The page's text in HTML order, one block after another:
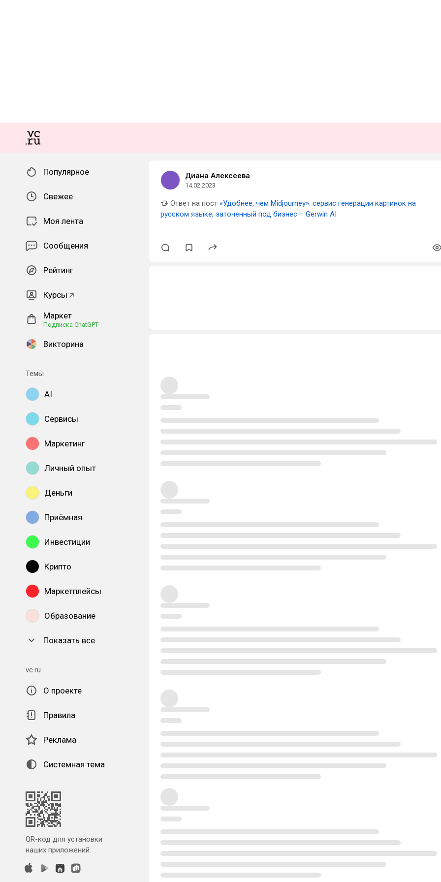
Популярное
Свежее
Моя лента
Сообщения
Рейтинг
Курсы
Маркет
Подписка ChatGPT
Викторина
Темы
AI
Сервисы
Маркетинг
Личный опыт
Деньги
Приёмная
Инвестиции
Крипто
Маркетплейсы
Образование
Показать все
vc.ru
О проекте
Правила
Реклама
Системная тема
QR-код для установки
наших приложений.
Диана Алексеева
14.02.2023
Ответ на пост «Удобнее, чем Midjourney»: сервис генерации картинок на
русском языке, заточенный под бизнес – Gerwin AI